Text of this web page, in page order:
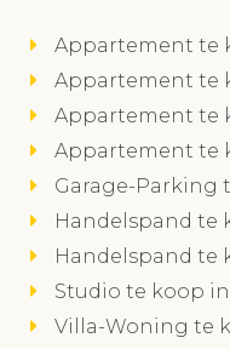
Appartement te
Appartement te
Appartement te
Appartement te
Garage-Parking
Handelspand te
Handelspand te
Studio te koop
Villa-Woning te